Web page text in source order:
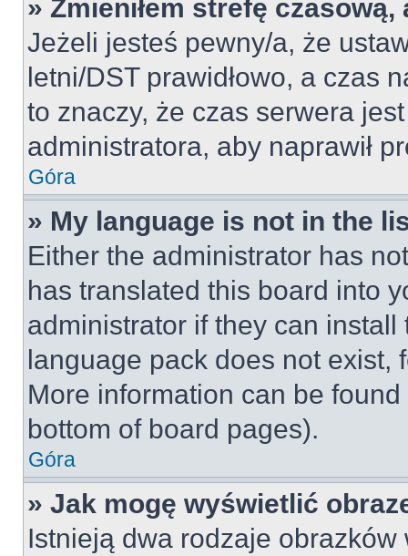
» Zmieniłem strefę
Jeżeli jesteś pewny/a, że
letni/DST prawidłowo, a czas
to znaczy, że czas serwera
administratora, aby naprawił
Góra
» My language is not in the
Either the administrator has
has translated this board into
administrator if they can
language pack does not exist,
More information can be
bottom of board pages).
Góra
» Jak mogę wyświetlić
Istnieją dwa rodzaje